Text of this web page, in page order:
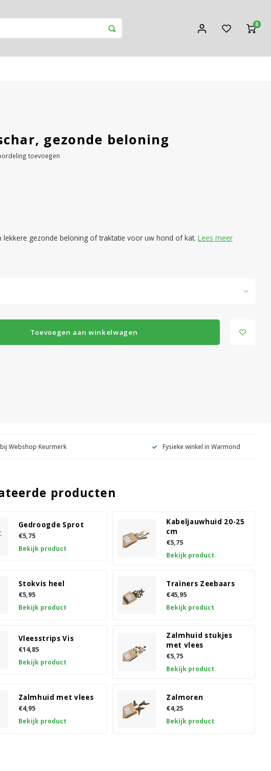
0
gezonde beloning
toevoegen
lekkere gezonde beloning of traktatie voor uw hond of kat. Lees meer
Toevoegen aan winkelwagen
Webshop Keurmerk Fysieke winkel in Warmond
producten
Gedroogde Sprot
€5,75
Bekijk product
Kabeljauwhuid 20-25
cm
€5,75
Bekijk product
Stokvis heel
€5,95
Bekijk product
Trainers Zeebaars
€45,95
Bekijk product
Vleesstrips Vis
€14,85
Bekijk product
Zalmhuid stukjes
met vlees
€5,75
Bekijk product
Zalmhuid met vlees
€4,95
Bekijk product
Zalmoren
€4,25
Bekijk product